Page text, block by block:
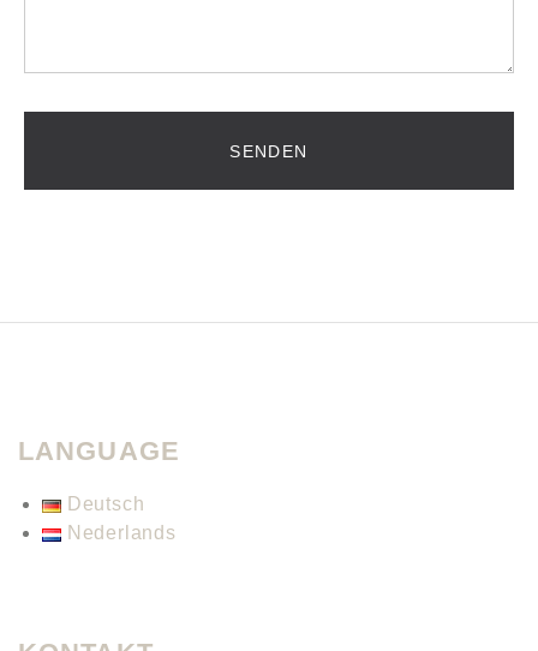
LANGUAGE
Deutsch
Nederlands